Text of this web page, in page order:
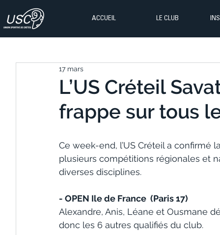
ACCUEIL LE CLUB
L’US Créteil
frappe sur tous
17 mars
Ce week-end, l’US Créteil a
plusieurs compétitions régionales et
diverses disciplines.
- OPEN Ile de France  (Paris 17)
Alexandre, Anis, Léane et Ousmane
donc les 6 autres qualifiés du club.